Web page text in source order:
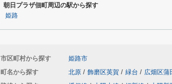
朝日プラザ佃町周辺の駅から探す
姫路
市区町村から探す
姫路市
町名から探す
北原 / 飾磨区英賀 / 緑台 / 広畑区蒲